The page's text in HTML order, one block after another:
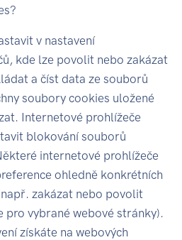
v nastavení
kde lze povolit nebo zakázat
a číst data ze souborů
soubory cookies uložené
Internetové prohlížeče
blokování souborů
internetové prohlížeče
ohledně konkrétních
zakázat nebo povolit
pro vybrané webové stránky).
získáte na webových